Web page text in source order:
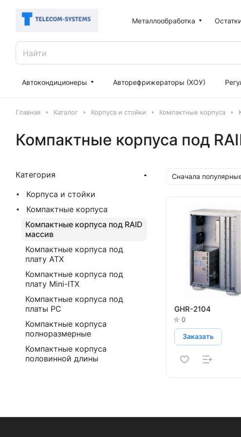
Металлообработка
Автокондиционеры Авторефрижераторы (ХОУ)
Главная Каталог Корпуса и стойки Компактные корпуса
Компактные корпуса под
Сначала
GHR-2104
0
Заказать
Категория
Корпуса и стойки
Компактные корпуса
Компактные корпуса под RAID
массив
Компактные корпуса под
плату ATX
Компактные корпуса под
плату Mini-ITX
Компактные корпуса под
платы PC
Компактные корпуса
полноразмерные
Компактные корпуса
половинной длины